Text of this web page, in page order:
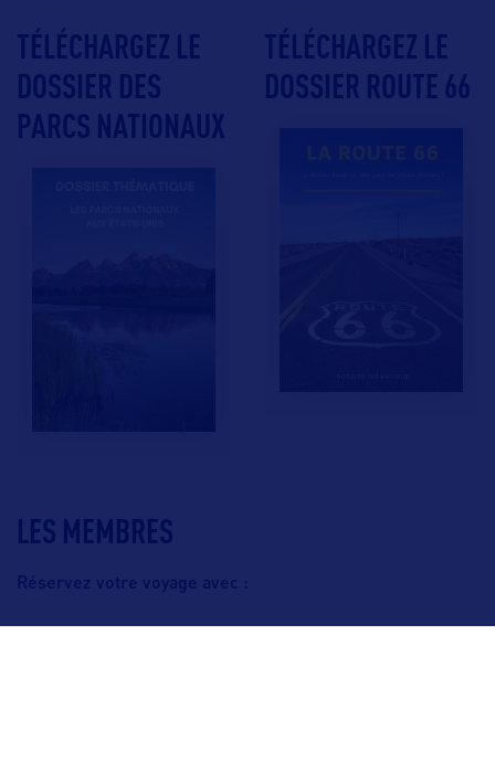
LES MEMBRES
Réservez votre voyage avec :
TÉLÉCHARGEZ LE
DOSSIER DES
PARCS NATIONAUX
TÉLÉCHARGEZ LE
DOSSIER ROUTE 66